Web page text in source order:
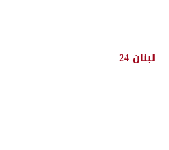
لبنان 24